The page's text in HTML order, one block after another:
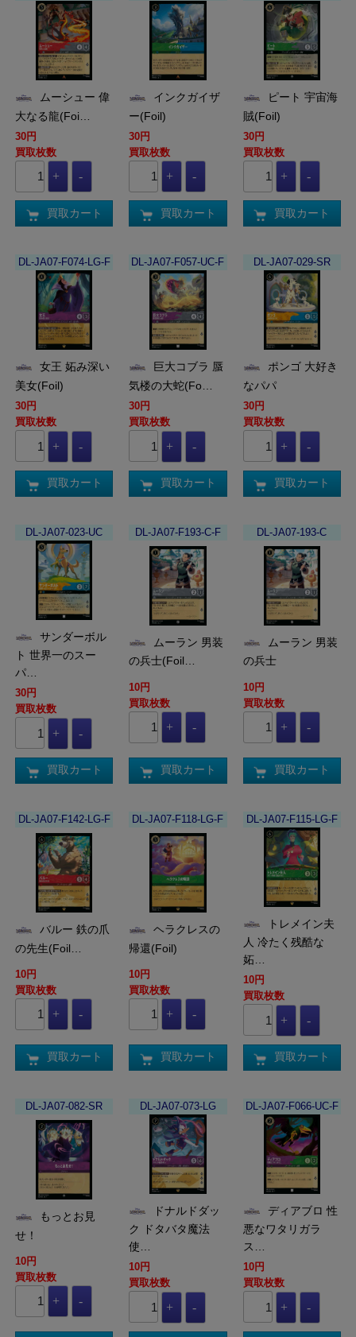
大なる龍(Foi…
30円
買取枚数
買取カート
ー(Foil)
30円
買取枚数
買取カート
賊(Foil)
30円
買取枚数
買取カート
DL-JA07-F074-LG-F
美女(Foil)
30円
買取枚数
買取カート
DL-JA07-F057-UC-F
気楼の大蛇(Fo…
30円
買取枚数
買取カート
DL-JA07-029-SR
なパパ
30円
買取枚数
買取カート
DL-JA07-023-UC
ト 世界一のスー
パ…
30円
買取枚数
買取カート
DL-JA07-F193-C-F
の兵士(Foil…
10円
買取枚数
買取カート
DL-JA07-193-C
の兵士
10円
買取枚数
買取カート
DL-JA07-F142-LG-F
の先生(Foil…
10円
買取枚数
買取カート
DL-JA07-F118-LG-F
ヘラクレスの
帰還(Foil)
10円
買取枚数
買取カート
DL-JA07-F115-LG-F
人 冷たく残酷な
妬…
10円
買取枚数
買取カート
DL-JA07-082-SR
せ！
10円
買取枚数
DL-JA07-073-LG
ク ドタバタ魔法
使…
10円
買取枚数
DL-JA07-F066-UC-F
悪なワタリガラ
ス…
10円
買取枚数